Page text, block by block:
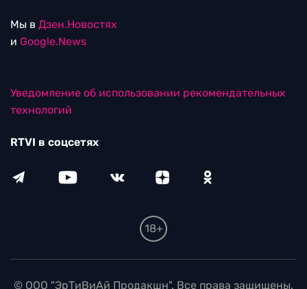
Мы в Дзен.Новостях
и Google.News
Уведомление об использовании рекомендательных
технологий
RTVI в соцсетях
18+
© ООО "ЭрТиВиАй Продакшн". Все права защищены.